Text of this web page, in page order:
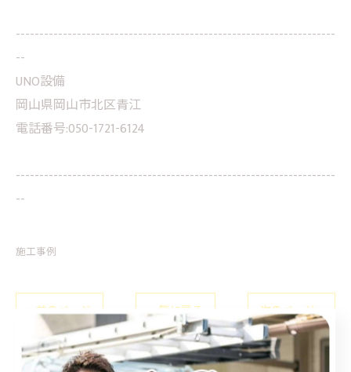
--------------------------------------------------------------------
--
UNO設備
岡山県岡山市北区青江
電話番号:050-1721-6124
--------------------------------------------------------------------
--
施工事例
< 前のページ 一覧に戻る 次のページ >